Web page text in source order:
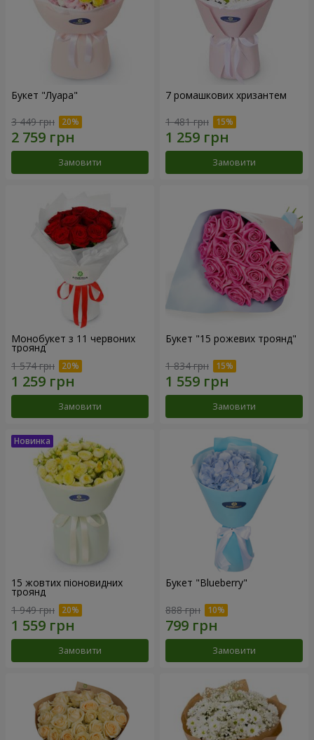
Букет "Луара"
3 449 грн
Замовити
7 ромашкових хризантем
1 481 грн
Замовити
Монобукет з 11 червоних
троянд
1 574 грн
Замовити
Букет "15 рожевих троянд"
1 834 грн
Замовити
15 жовтих піоновидних
троянд
1 949 грн
Замовити
Букет "Blueberry"
888 грн
Замовити